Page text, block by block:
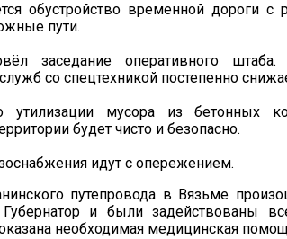
обустройство временной дороги с
пути.
заседание оперативного
со спецтехникой постепенно
утилизации мусора из бетонных
будет чисто и безопасно.
идут с опережением.
путепровода в Вязьме
и были задействованы
необходимая медицинская